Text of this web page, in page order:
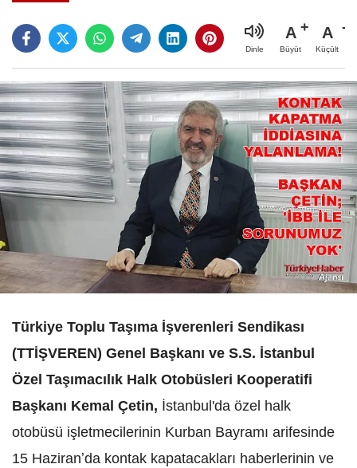
Dinle
A
Büyüt
A
Küçült
Türkiye Toplu Taşıma İşverenleri Sendikası
(TTİŞVEREN) Genel Başkanı ve S.S. İstanbul
Özel Taşımacılık Halk Otobüsleri Kooperatifi
Başkanı Kemal Çetin, İstanbul'da özel halk
otobüsü işletmecilerinin Kurban Bayramı arifesinde
15 Haziranʼda kontak kapatacakları haberlerinin ve